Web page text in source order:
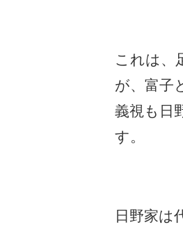
これは、
が、富子
義視も日
す。
日野家は